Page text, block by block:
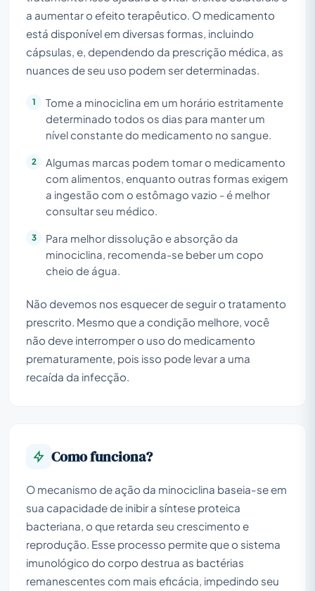
a aumentar o efeito terapêutico. O medicamento
está disponível em diversas formas, incluindo
cápsulas, e, dependendo da prescrição médica, as
nuances de seu uso podem ser determinadas.
Tome a minociclina em um horário estritamente
determinado todos os dias para manter um
nível constante do medicamento no sangue.
Algumas marcas podem tomar o medicamento
com alimentos, enquanto outras formas exigem
a ingestão com o estômago vazio - é melhor
consultar seu médico.
Para melhor dissolução e absorção da
minociclina, recomenda-se beber um copo
cheio de água.
Não devemos nos esquecer de seguir o tratamento
prescrito. Mesmo que a condição melhore, você
não deve interromper o uso do medicamento
prematuramente, pois isso pode levar a uma
recaída da infecção.
Como funciona?
O mecanismo de ação da minociclina baseia-se em
sua capacidade de inibir a síntese proteica
bacteriana, o que retarda seu crescimento e
reprodução. Esse processo permite que o sistema
imunológico do corpo destrua as bactérias
remanescentes com mais eficácia, impedindo seu